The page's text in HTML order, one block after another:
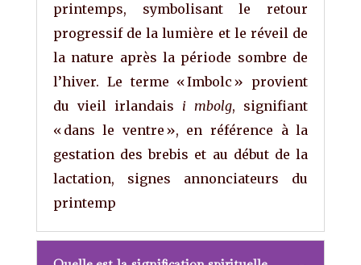
printemps, symbolisant le retour
progressif de la lumière et le réveil de
la nature après la période sombre de
l’hiver. Le terme « Imbolc » provient
du vieil irlandais i mbolg, signifiant
« dans le ventre », en référence à la
gestation des brebis et au début de la
lactation, signes annonciateurs du
printemp